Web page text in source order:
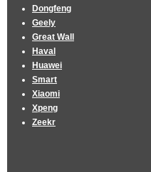
Dongfeng
Geely
Great Wall
Haval
Huawei
Smart
Xiaomi
Xpeng
Zeekr